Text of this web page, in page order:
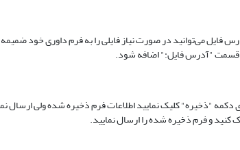
"آدرس فایل:" اضافه شود.
دکمه "ذخیره" کلیک نمایید اطلاعات فرم ذخیره شده ولی ارسال
کنید و فرم ذخیره شده را ارسال نمایید.